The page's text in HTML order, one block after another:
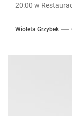
20:00 w
Wioleta Grzybek